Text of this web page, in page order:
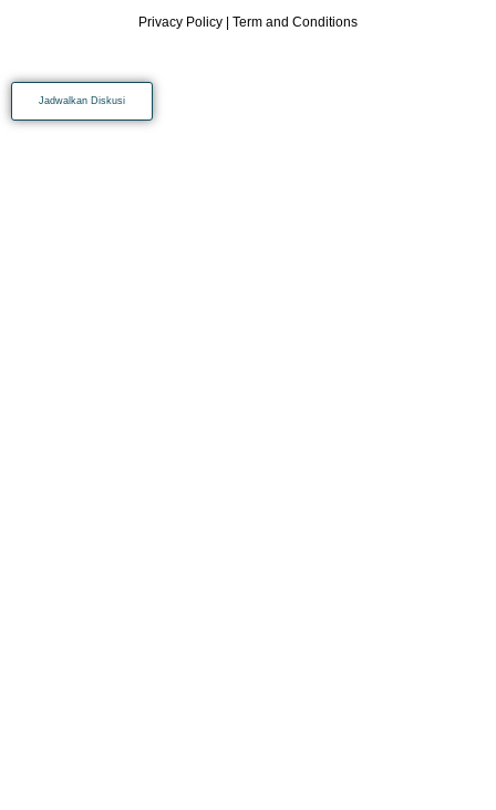
Privacy Policy | Term and Conditions
Jadwalkan Diskusi